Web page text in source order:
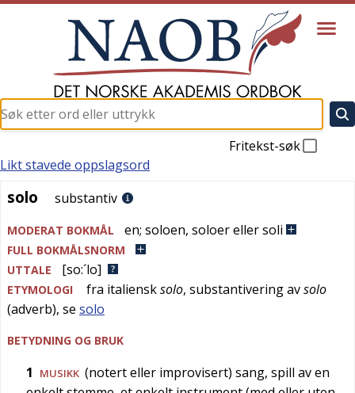
Fritekst-søk
solo
Likt stavede oppslagsord
solo substantiv
MODERAT BOKMÅL en; soloen, soloer eller soli
FULL BOKMÅLSNORM
UTTALE
[so:´lo]
ETYMOLOGI fra italiensksolo, substantivering avsolo
(adverb), se solo
BETYDNING OG BRUK
1 MUSIKK (notert eller improvisert) sang, spill av en